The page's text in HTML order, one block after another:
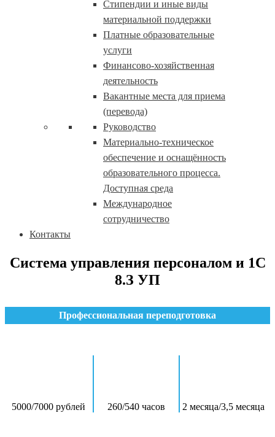
Стипендии и иные виды
материальной поддержки
Платные образовательные
услуги
Финансово-хозяйственная
деятельность
Вакантные места для приема
(перевода)
Руководство
Материально-техническое
обеспечение и оснащённость
образовательного процесса.
Доступная среда
Международное
сотрудничество
Контакты
Система управления персоналом и 1С
8.З УП
Профессиональная переподготовка
5000/7000 рублей 260/540 часов 2 месяца/3,5 месяца